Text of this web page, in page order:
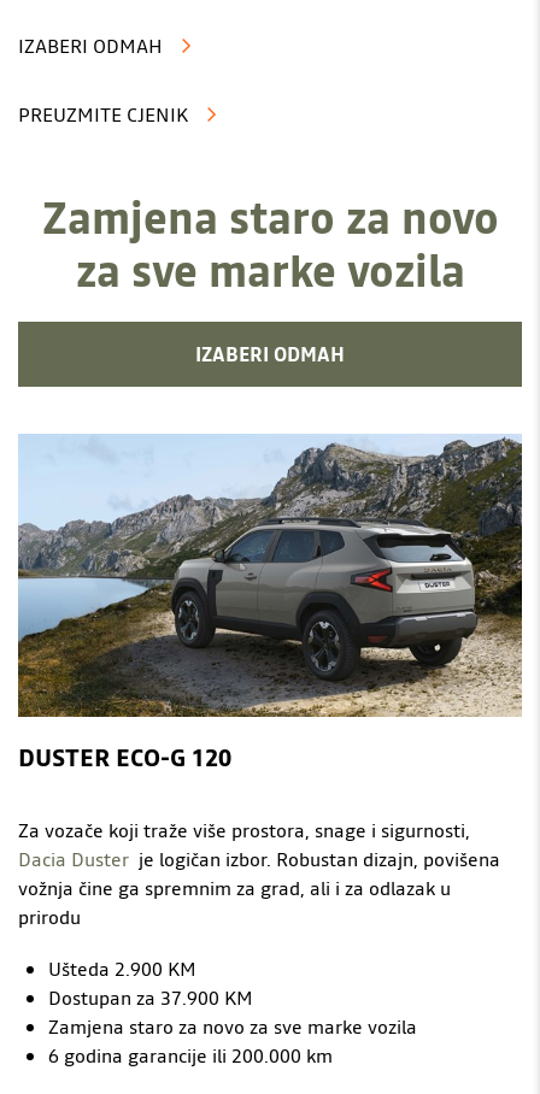
IZABERI ODMAH
PREUZMITE CJENIK
Zamjena staro za novo
za sve marke vozila
IZABERI ODMAH
DUSTER ECO-G 120
Za vozače koji traže više prostora, snage i sigurnosti,
Dacia Duster je logičan izbor. Robustan dizajn, povišena
vožnja čine ga spremnim za grad, ali i za odlazak u
prirodu
Ušteda 2.900 KM
Dostupan za 37.900 KM
Zamjena staro za novo za sve marke vozila
6 godina garancije ili 200.000 km